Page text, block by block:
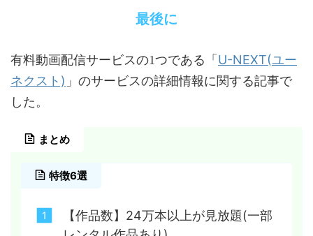
最後に
有料動画配信サービスの1つである「 U-NEXT(ユー
ネクスト) 」のサービスの詳細情報に関する記事で
した。
まとめ
特徴6選
【作品数】24万本以上が見放題(一部